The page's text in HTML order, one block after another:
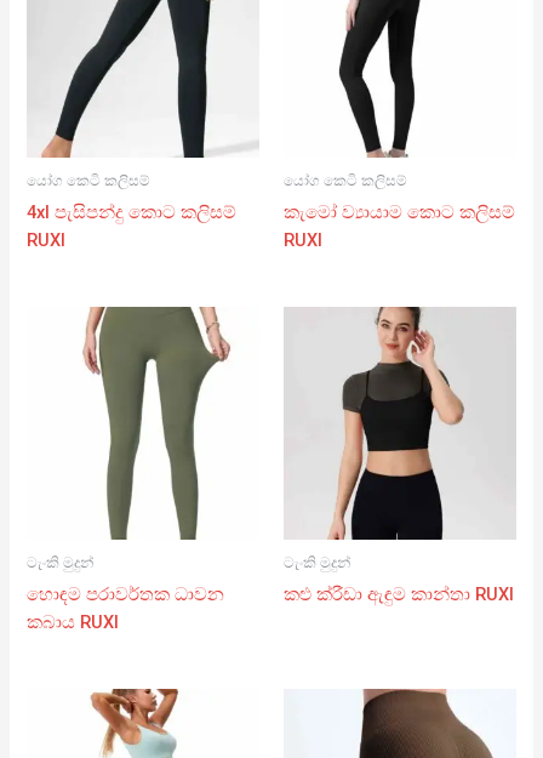
යෝග කෙටි කලිසම්
4xl පැසිපන්දු කොට කලිසම්
RUXI
යෝග කෙටි කලිසම්
කැමෝ ව්‍යායාම කොට කලිසම්
RUXI
ටැංකි මුදුන්
හොඳම පරාවර්තක ධාවන
කබාය RUXI
ටැංකි මුදුන්
කළු ක්රීඩා ඇඳුම කාන්තා RUXI